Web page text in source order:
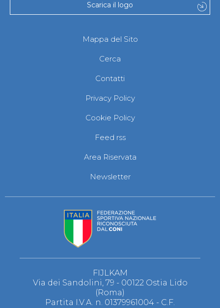
Scarica il logo
Mappa del Sito
Cerca
Contatti
Privacy Policy
Cookie Policy
Feed rss
Area Riservata
Newsletter
FIJLKAM
Via dei Sandolini, 79 - 00122 Ostia Lido
(Roma)
Partita I.V.A. n. 01379961004 - C.F.